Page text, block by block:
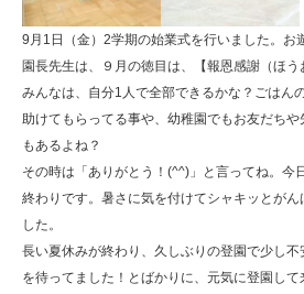
幼
稚
園
9月1日（金）2学期の始業式を行いました。お
園長先生は、９月の徳目は、【報恩感謝（ほう
みんなは、自分1人で全部できるかな？ごはん
助けてもらってる事や、幼稚園でもお友だち
もあるよね？
その時は「ありがとう！(^^)」と言ってね。今
終わりです。暑さに気を付けてシャキッとがん
した。
長い夏休みが終わり、久しぶりの登園で少し
を待ってました！とばかりに、元気に登園し